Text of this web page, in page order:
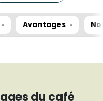
Avantages
du café